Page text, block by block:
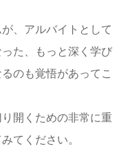
、アルバイトとして
た、もっと深く学び
のも覚悟があってこ
開くための非常に重
てください。